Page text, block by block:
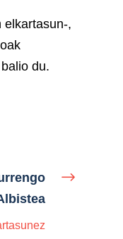
elkartasun-,
du.